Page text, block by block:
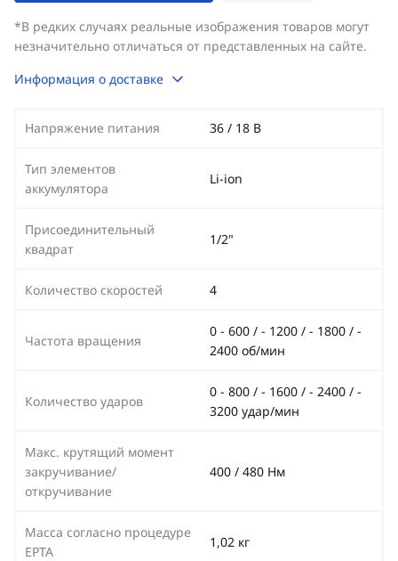
*В редких случаях реальные изображения товаров могут
незначительно отличаться от представленных на сайте.
Информация о доставке
Напряжение питания 36 / 18 В
Тип элементов
аккумулятора
Li-ion
Присоединительный
квадрат
1/2"
Количество скоростей 4
Частота вращения
0 - 600 / - 1200 / - 1800 / -
2400 об/мин
Количество ударов
0 - 800 / - 1600 / - 2400 / -
3200 удар/мин
Макс. крутящий момент
закручивание/
откручивание
400 / 480 Нм
Масса согласно процедуре
EPTA
1,02 кг